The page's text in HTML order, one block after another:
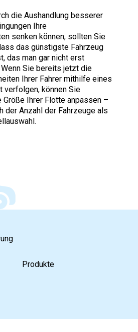
die Aushandlung besserer
Ihre
senken können, sollten Sie
das günstigste Fahrzeug
das man gar nicht erst
Sie bereits jetzt die
Ihrer Fahrer mithilfe eines
verfolgen, können Sie
Größe Ihrer Flotte anpassen –
der Anzahl der Fahrzeuge als
Produkte